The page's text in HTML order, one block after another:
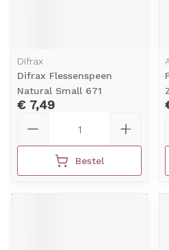
Difrax
Difrax Flessenspeen
Natural Small 671
€ 7,49
Bestel